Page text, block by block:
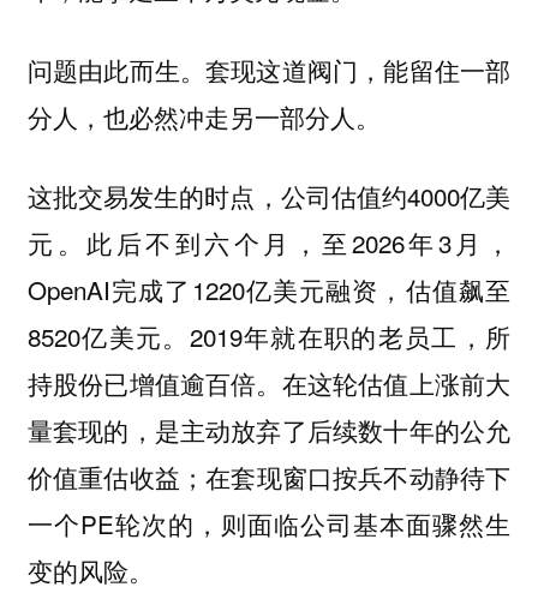
问题由此而生。套现这道阀门，能留住一部
分人，也必然冲走另一部分人。
这批交易发生的时点，公司估值约4000亿美
元。此后不到六个月，至2026年3月，
OpenAI完成了1220亿美元融资，估值飙至
8520亿美元。2019年就在职的老员工，所
持股份已增值逾百倍。在这轮估值上涨前大
量套现的，是主动放弃了后续数十年的公允
价值重估收益；在套现窗口按兵不动静待下
一个PE轮次的，则面临公司基本面骤然生
变的风险。